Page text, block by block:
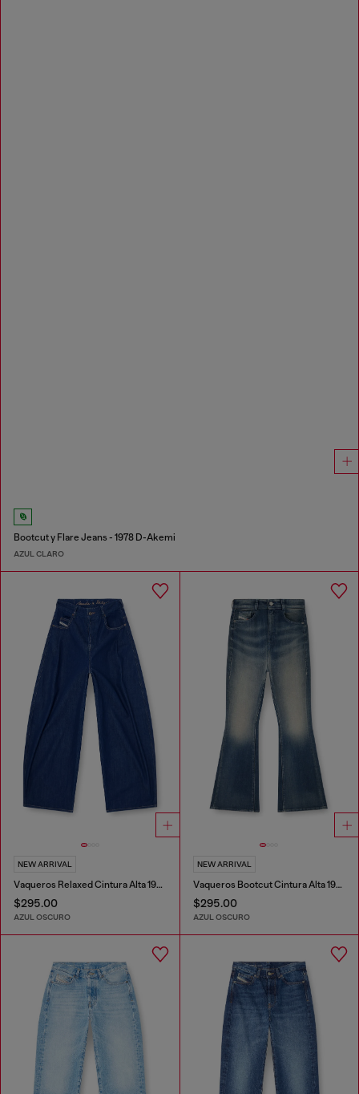
Bootcut y Flare Jeans - 1978 D-Akemi
AZUL CLARO
NEW ARRIVAL
Vaqueros Relaxed Cintura Alta 1987 D-Khelz
$295.00
AZUL OSCURO
NEW ARRIVAL
Vaqueros Bootcut Cintura Alta 1973 D-Partt
$295.00
AZUL OSCURO